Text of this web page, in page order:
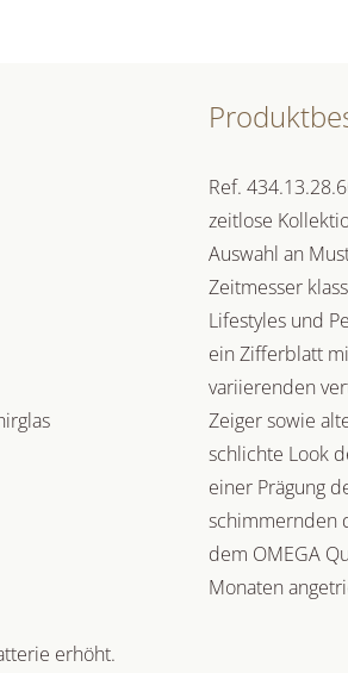
erhöht.
Ref.
zeitlose
Auswahl an
Zeitmesser
Lifestyles und
ein Zifferblatt
variierenden
Zeiger sowie
schlichte Look
einer Prägung
schimmernden
dem OMEGA
Monaten